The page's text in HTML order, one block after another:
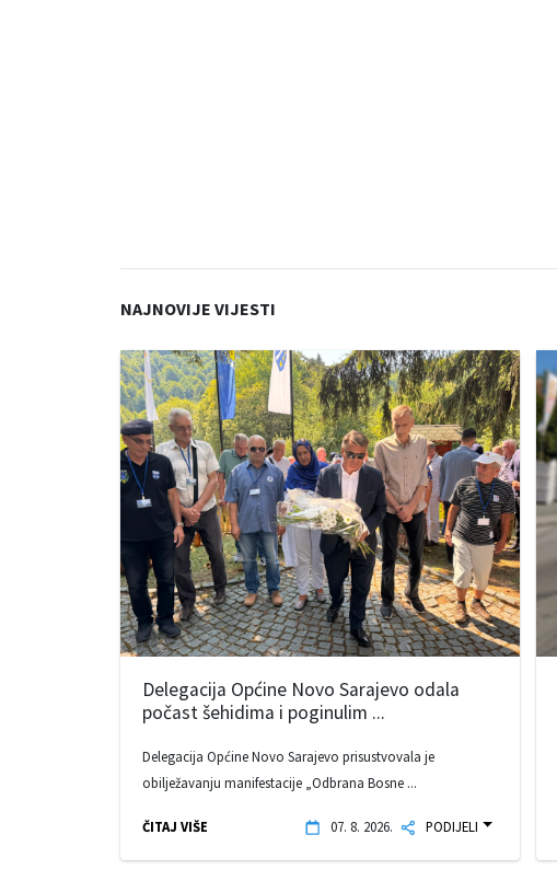
NAJNOVIJE VIJESTI
Delegacija Općine Novo Sarajevo odala
počast šehidima i poginulim ...
Delegacija Općine Novo Sarajevo prisustvovala je
obilježavanju manifestacije „Odbrana Bosne ...
ČITAJ VIŠE 07. 8. 2026. PODIJELI